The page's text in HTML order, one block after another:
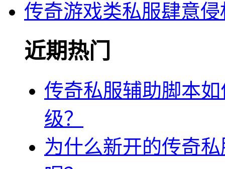
传奇游戏类私服肆意
近期热门
传奇私服辅助脚本
级？
为什么新开的传奇